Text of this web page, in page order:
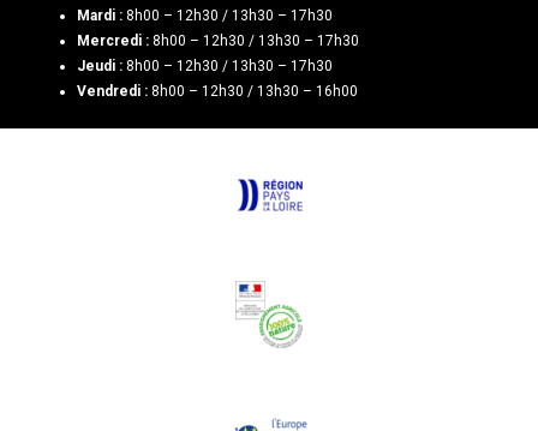
Mardi : 8h00 – 12h30 / 13h30 – 17h30
Mercredi : 8h00 – 12h30 / 13h30 – 17h30
Jeudi : 8h00 – 12h30 / 13h30 – 17h30
Vendredi : 8h00 – 12h30 / 13h30 – 16h00